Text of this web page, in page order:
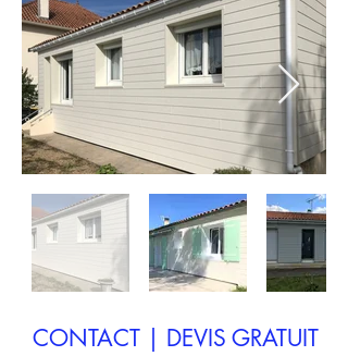
CONTACT | DEVIS GRATUIT